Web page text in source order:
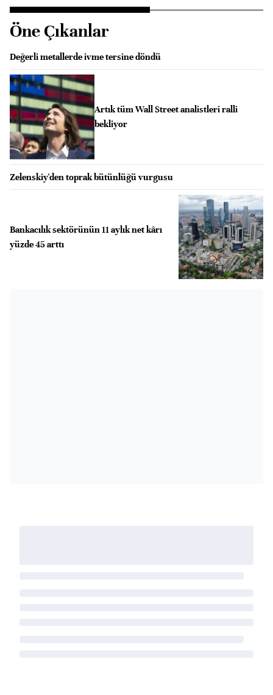
Öne Çıkanlar
Değerli metallerde ivme tersine döndü
Artık tüm Wall Street analistleri ralli
bekliyor
Zelenskiy'den toprak bütünlüğü vurgusu
Bankacılık sektörünün 11 aylık net kârı
yüzde 45 arttı